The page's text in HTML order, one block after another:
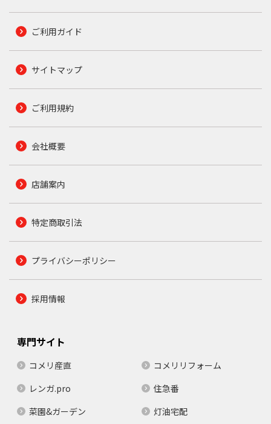
ご利用ガイド
サイトマップ
ご利用規約
会社概要
店舗案内
特定商取引法
プライバシーポリシー
採用情報
専門サイト
コメリ産直
コメリリフォーム
レンガ.pro
住急番
菜園&ガーデン
灯油宅配